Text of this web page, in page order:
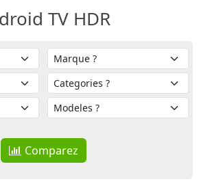
TV HDR
Comparez